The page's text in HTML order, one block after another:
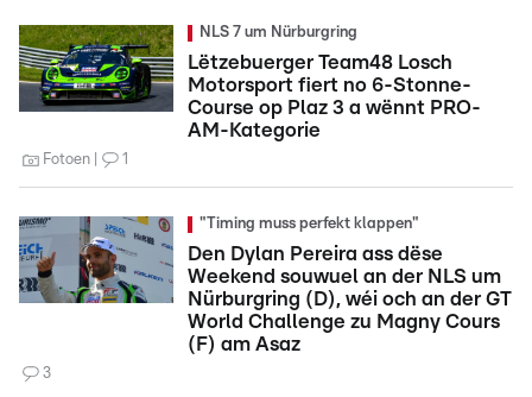
NLS 7 um Nürburgring
Lëtzebuerger Team48 Losch
Motorsport fiert no 6-Stonne-
Course op Plaz 3 a wënnt PRO-
AM-Kategorie
Fotoen 1
"Timing muss perfekt klappen"
Den Dylan Pereira ass dëse
Weekend souwuel an der NLS um
Nürburgring (D), wéi och an der GT
World Challenge zu Magny Cours
(F) am Asaz
3